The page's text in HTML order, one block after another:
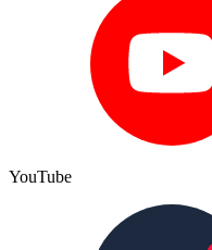
YouTube